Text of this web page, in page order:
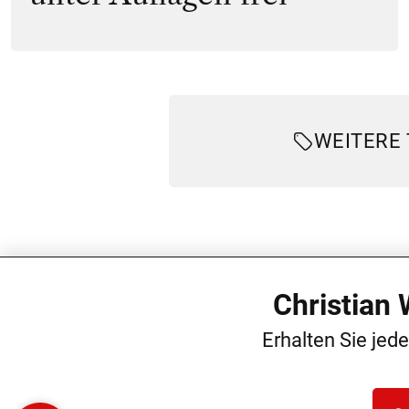
WEITERE
Christian
Erhalten Sie